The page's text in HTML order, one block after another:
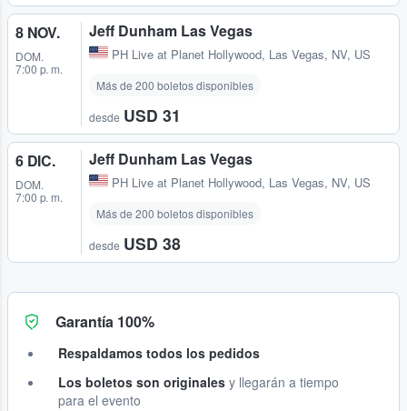
8 NOV.
DOM.
7:00 p. m.
Jeff Dunham Las Vegas
PH Live at Planet Hollywood, Las Vegas, NV, US
Más de 200 boletos disponibles
desde USD 31
6 DIC.
DOM.
7:00 p. m.
Jeff Dunham Las Vegas
PH Live at Planet Hollywood, Las Vegas, NV, US
Más de 200 boletos disponibles
desde USD 38
Garantía 100%
Respaldamos todos los pedidos
Los boletos son originales y llegarán a tiempo
para el evento